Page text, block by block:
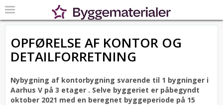
OPFØRELSE AF KONTOR OG
DETAILFORRETNING
Nybygning af kontorbygning svarende til 1 bygninger i
Aarhus V på 3 etager . Selve byggeriet er påbegyndt
oktober 2021 med en beregnet byggeperiode på 15